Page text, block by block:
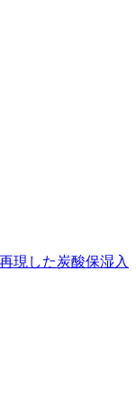
現した炭酸保湿入